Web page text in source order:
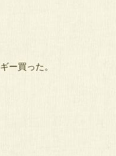
ー買った。